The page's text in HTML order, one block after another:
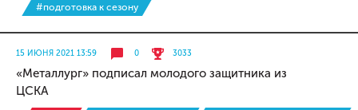
#подготовка к сезону
15 ИЮНЯ 2021 13:59 0 3033
«Металлург» подписал молодого защитника из
ЦСКА